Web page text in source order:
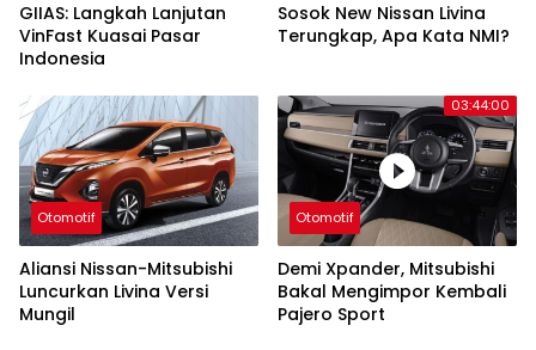
GIIAS: Langkah Lanjutan
VinFast Kuasai Pasar
Indonesia
Sosok New Nissan Livina
Terungkap, Apa Kata NMI?
Otomotif
Aliansi Nissan-Mitsubishi
Luncurkan Livina Versi
Mungil
03:44:00
Otomotif
Demi Xpander, Mitsubishi
Bakal Mengimpor Kembali
Pajero Sport